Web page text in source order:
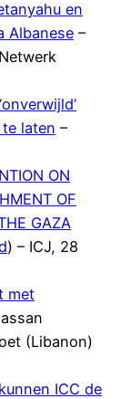
en
Albanese –
laten –
ON
OF
GAZA
) – ICJ, 28
met
(Libanon)
ICC de